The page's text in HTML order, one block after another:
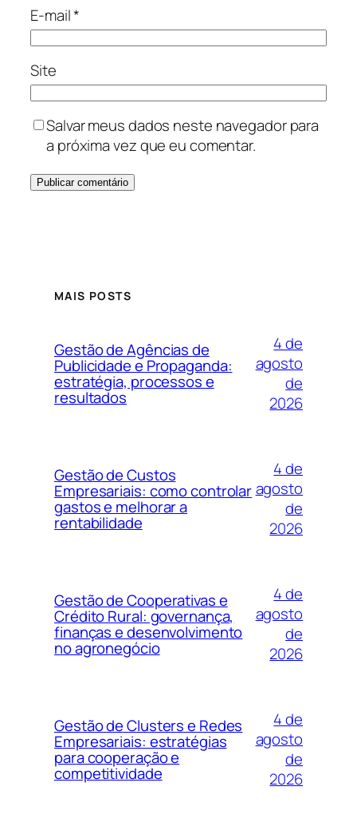
E-mail*
Site
Salvar meus dados neste navegador para
a próxima vez que eu comentar.
MAIS POSTS
Gestão de Agências de
Publicidade e Propaganda:
estratégia, processos e
resultados
4 de
agosto
de
2026
Gestão de Custos
Empresariais: como controlar
gastos e melhorar a
rentabilidade
4 de
agosto
de
2026
Gestão de Cooperativas e
Crédito Rural: governança,
finanças e desenvolvimento
no agronegócio
4 de
agosto
de
2026
Gestão de Clusters e Redes
Empresariais: estratégias
para cooperação e
competitividade
4 de
agosto
de
2026